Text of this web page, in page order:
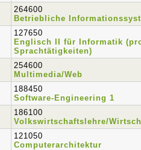
264600
Betriebliche
127650
Englisch II für Informatik
Sprachtätigkeiten)
254600
Multimedia/Web
188450
Software-Engineering 1
186100
Volkswirtschaftslehre/
121050
Computerarchitektur